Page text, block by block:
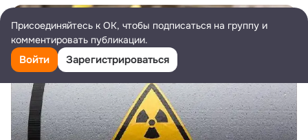
Присоединяйтесь к ОК, чтобы подписаться на группу и
комментировать публикации.
Войти Зарегистрироваться